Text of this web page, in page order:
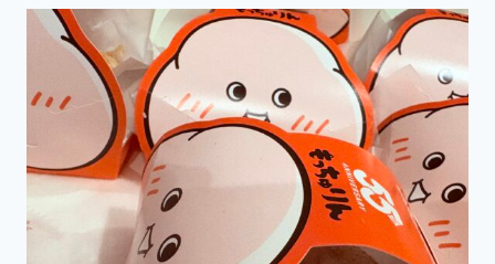
タ
ル
ト